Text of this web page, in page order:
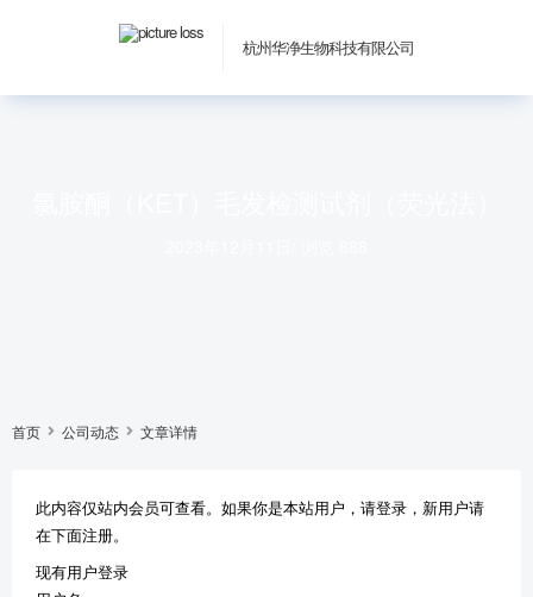
杭州华净生物科技有限公司
首页 公司动态 文章详情
此内容仅站内会员可查看。如果你是本站用户，请登录，新用户请
在下面注册。
现有用户登录